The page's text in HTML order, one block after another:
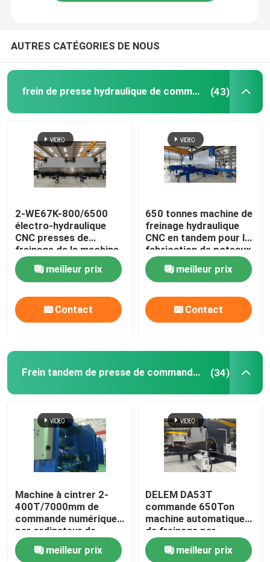
AUTRES CATÉGORIES DE NOUS
frein de presse hydraulique de commande numérique par ordinateur (43)
2-WE67K-800/6500
électro-hydraulique
CNC presses de
freinage de la machine
de pliage
meilleur prix
Contact
650 tonnes machine de
freinage hydraulique
CNC en tandem pour la
fabrication de poteaux
légers et de mâts hauts
meilleur prix
Contact
Frein tandem de presse de commande numérique par ordinateur (34)
Machine à cintrer 2-
400T/7000mm de
commande numérique
par ordinateur de
presse de plat
résistant tandem
meilleur prix
DELEM DA53T
commande 650Ton
machine automatique
de freinage par
pressage en tandem
CNC
meilleur prix